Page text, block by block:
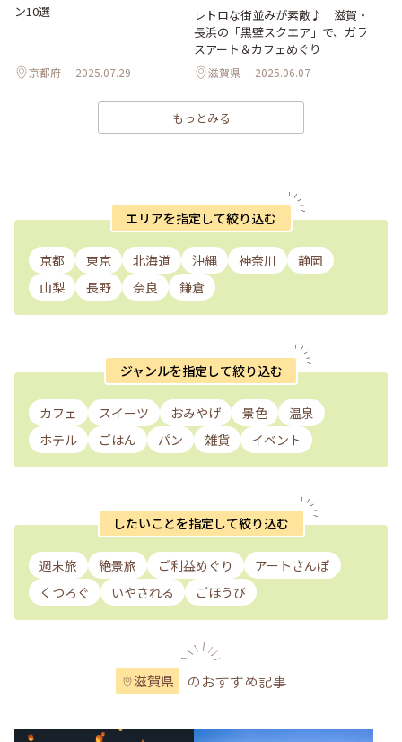
ン10選
京都府 2025.07.29
レトロな街並みが素敵♪ 滋賀・
長浜の「黒壁スクエア」で、ガラ
スアート＆カフェめぐり
滋賀県 2025.06.07
もっとみる
エリアを指定して絞り込む
京都 東京 北海道 沖縄 神奈川
静岡
山梨
長野 奈良 鎌倉
ジャンルを指定して絞り込む
カフェ スイーツ おみやげ 景色
温泉
ホテル
ごはん パン 雑貨 イベント
したいことを指定して絞り込む
週末旅 絶景旅 ご利益めぐり
アートさんぽ
くつろぐ
いやされる ごほうび
滋賀県 のおすすめ記事